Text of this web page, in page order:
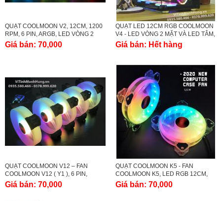
QUẠT COOLMOON V2, 12CM, 1200
RPM, 6 PIN, ARGB, LED VÒNG 2
MẶT.
Giá bán: 70,000
QUẠT LED 12CM RGB COOLMOON
V4 - LED VÒNG 2 MẶT VÀ LED TÂM,
HUB CÓ LED HOẶC ĐỒNG BỘ
MAINBOARD SYNC.
Giá bán: Hết hàng
QUẠT COOLMOON V12 – FAN
COOLMOON V12 ( Y1 ), 6 PIN,
12CM, 1200RPM.
Giá bán: 70,000
QUẠT COOLMOON K5 - FAN
COOLMOON K5, LED RGB 12CM,
TRONG SUỐT, PHIÊN BẢN MỚI
NHẤT 2020.
Giá bán: 70,000